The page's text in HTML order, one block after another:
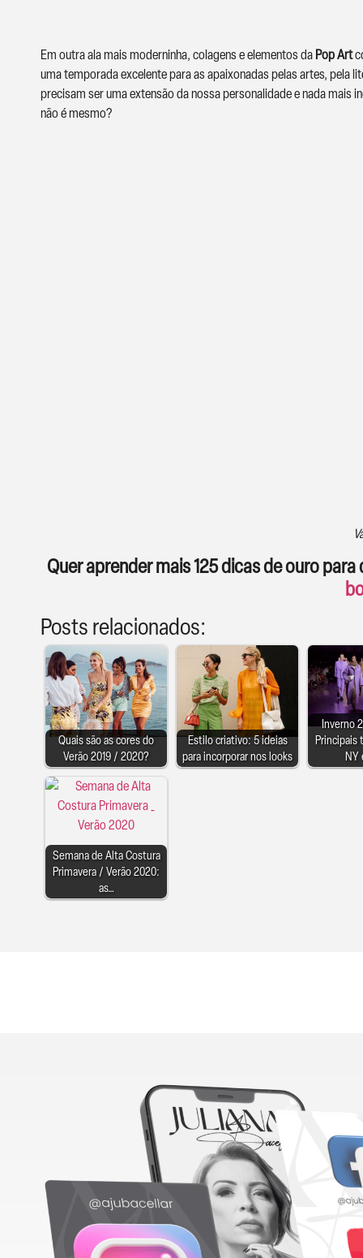
Em outra ala mais moderninha, colagens e elementos da Pop Art
uma temporada excelente para as apaixonadas pelas artes, pela
precisam ser uma extensão da nossa personalidade e nada mais
não é mesmo?
Quer aprender mais 125 dicas de ouro
Posts relacionados:
Quais são as cores do
Verão 2019 / 2020?
Estilo criativo: 5 ideias
para incorporar nos looks
Inverno
Principais
NY
Semana de Alta Costura
Primavera / Verão 2020:
as…